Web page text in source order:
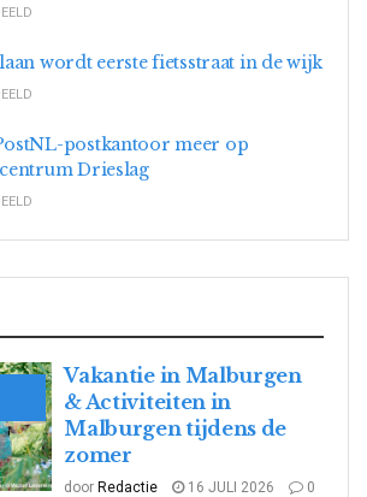
wordt eerste fietsstraat in de wijk
postkantoor meer op
Drieslag
Vakantie in Malburgen
& Activiteiten in
Malburgen tijdens de
zomer
door Redactie 16 JULI 2026 0